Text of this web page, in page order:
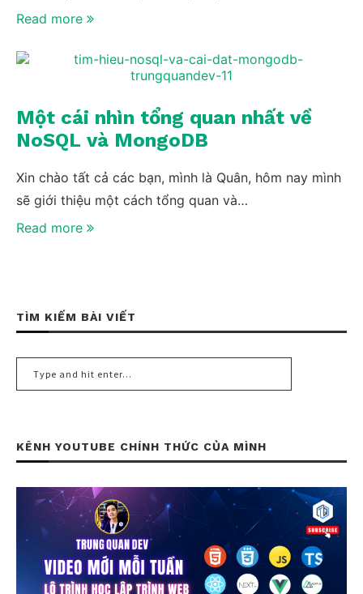
Read more
Một cái nhìn tổng quan nhất về
NoSQL và MongoDB
Xin chào tất cả các bạn, mình là Quân, hôm nay mình
sẽ giới thiệu một cách tổng quan và…
Read more
TÌM KIẾM BÀI VIẾT
KÊNH YOUTUBE CHÍNH THỨC CỦA MÌNH